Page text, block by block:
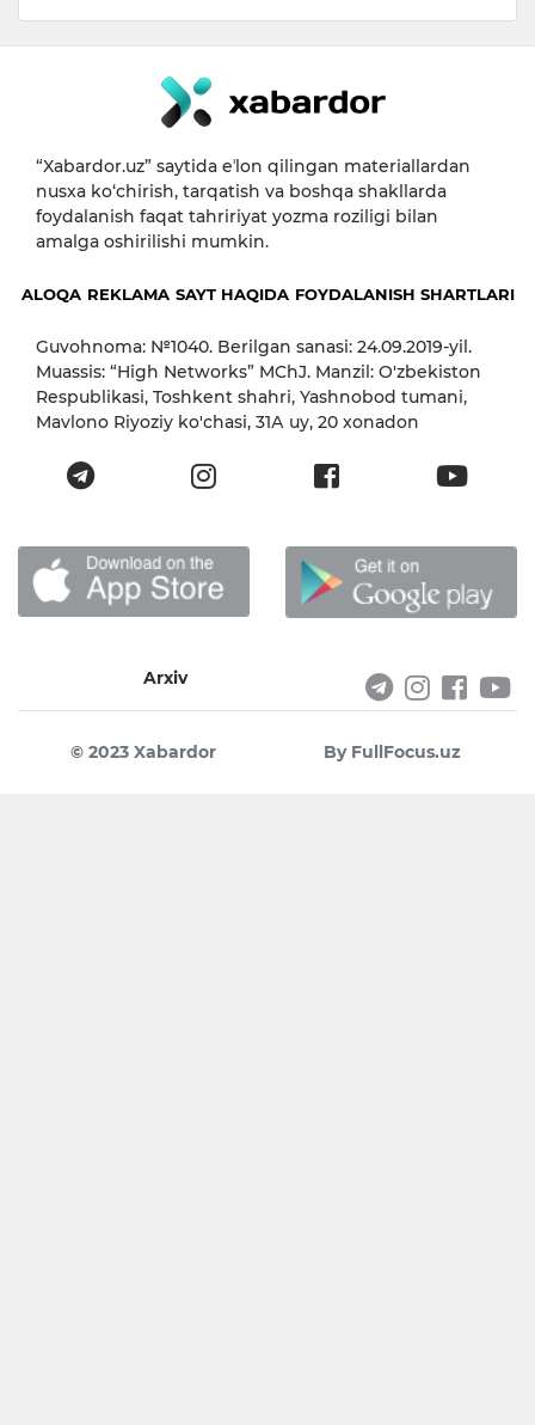
“Xabardor.uz” saytida eʼlon qilingan materiallardan
nusxa ko‘chirish, tarqatish va boshqa shakllarda
foydalanish faqat tahririyat yozma roziligi bilan
amalga oshirilishi mumkin.
ALOQA REKLAMA SAYT HAQIDA FOYDALANISH SHARTLARI
Guvohnoma: №1040. Berilgan sanasi: 24.09.2019-yil.
Muassis: “High Networks” MChJ. Manzil: O'zbekiston
Respublikasi, Toshkent shahri, Yashnobod tumani,
Mavlono Riyoziy ko'chasi, 31А uy, 20 xonadon
Arxiv
© 2023 Xabardor By FullFocus.uz